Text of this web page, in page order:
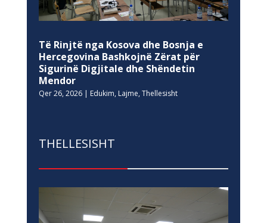
Të Rinjtë nga Kosova dhe Bosnja e
Hercegovina Bashkojnë Zërat për
Sigurinë Digjitale dhe Shëndetin
Mendor
Qer 26, 2026| Edukim, Lajme, Thellesisht
THELLESISHT